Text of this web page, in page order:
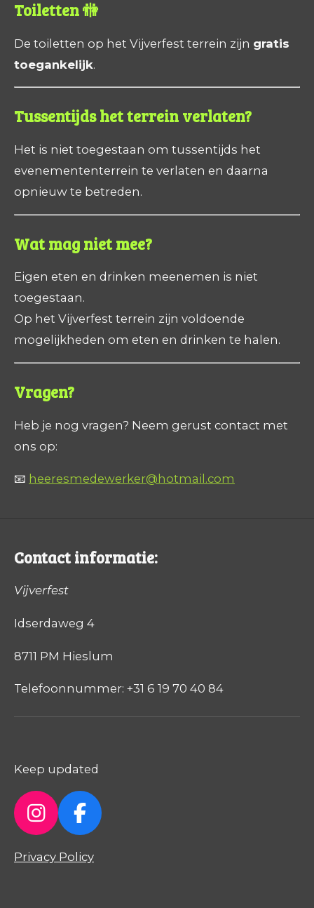
Toiletten 🚻
De toiletten op het Vijverfest terrein zijn gratis
toegankelijk.
Tussentijds het terrein verlaten?
Het is niet toegestaan om tussentijds het
evenemententerrein te verlaten en daarna
opnieuw te betreden.
Wat mag niet mee?
Eigen eten en drinken meenemen is niet
toegestaan.
Op het Vijverfest terrein zijn voldoende
mogelijkheden om eten en drinken te halen.
Vragen?
Heb je nog vragen? Neem gerust contact met
ons op:
📧 heeresmedewerker@hotmail.com
Contact informatie:
Vijverfest
Idserdaweg 4
8711 PM Hieslum
Telefoonnummer: +31 6 19 70 40 84
Keep updated
I
s
F
c
Privacy Policy